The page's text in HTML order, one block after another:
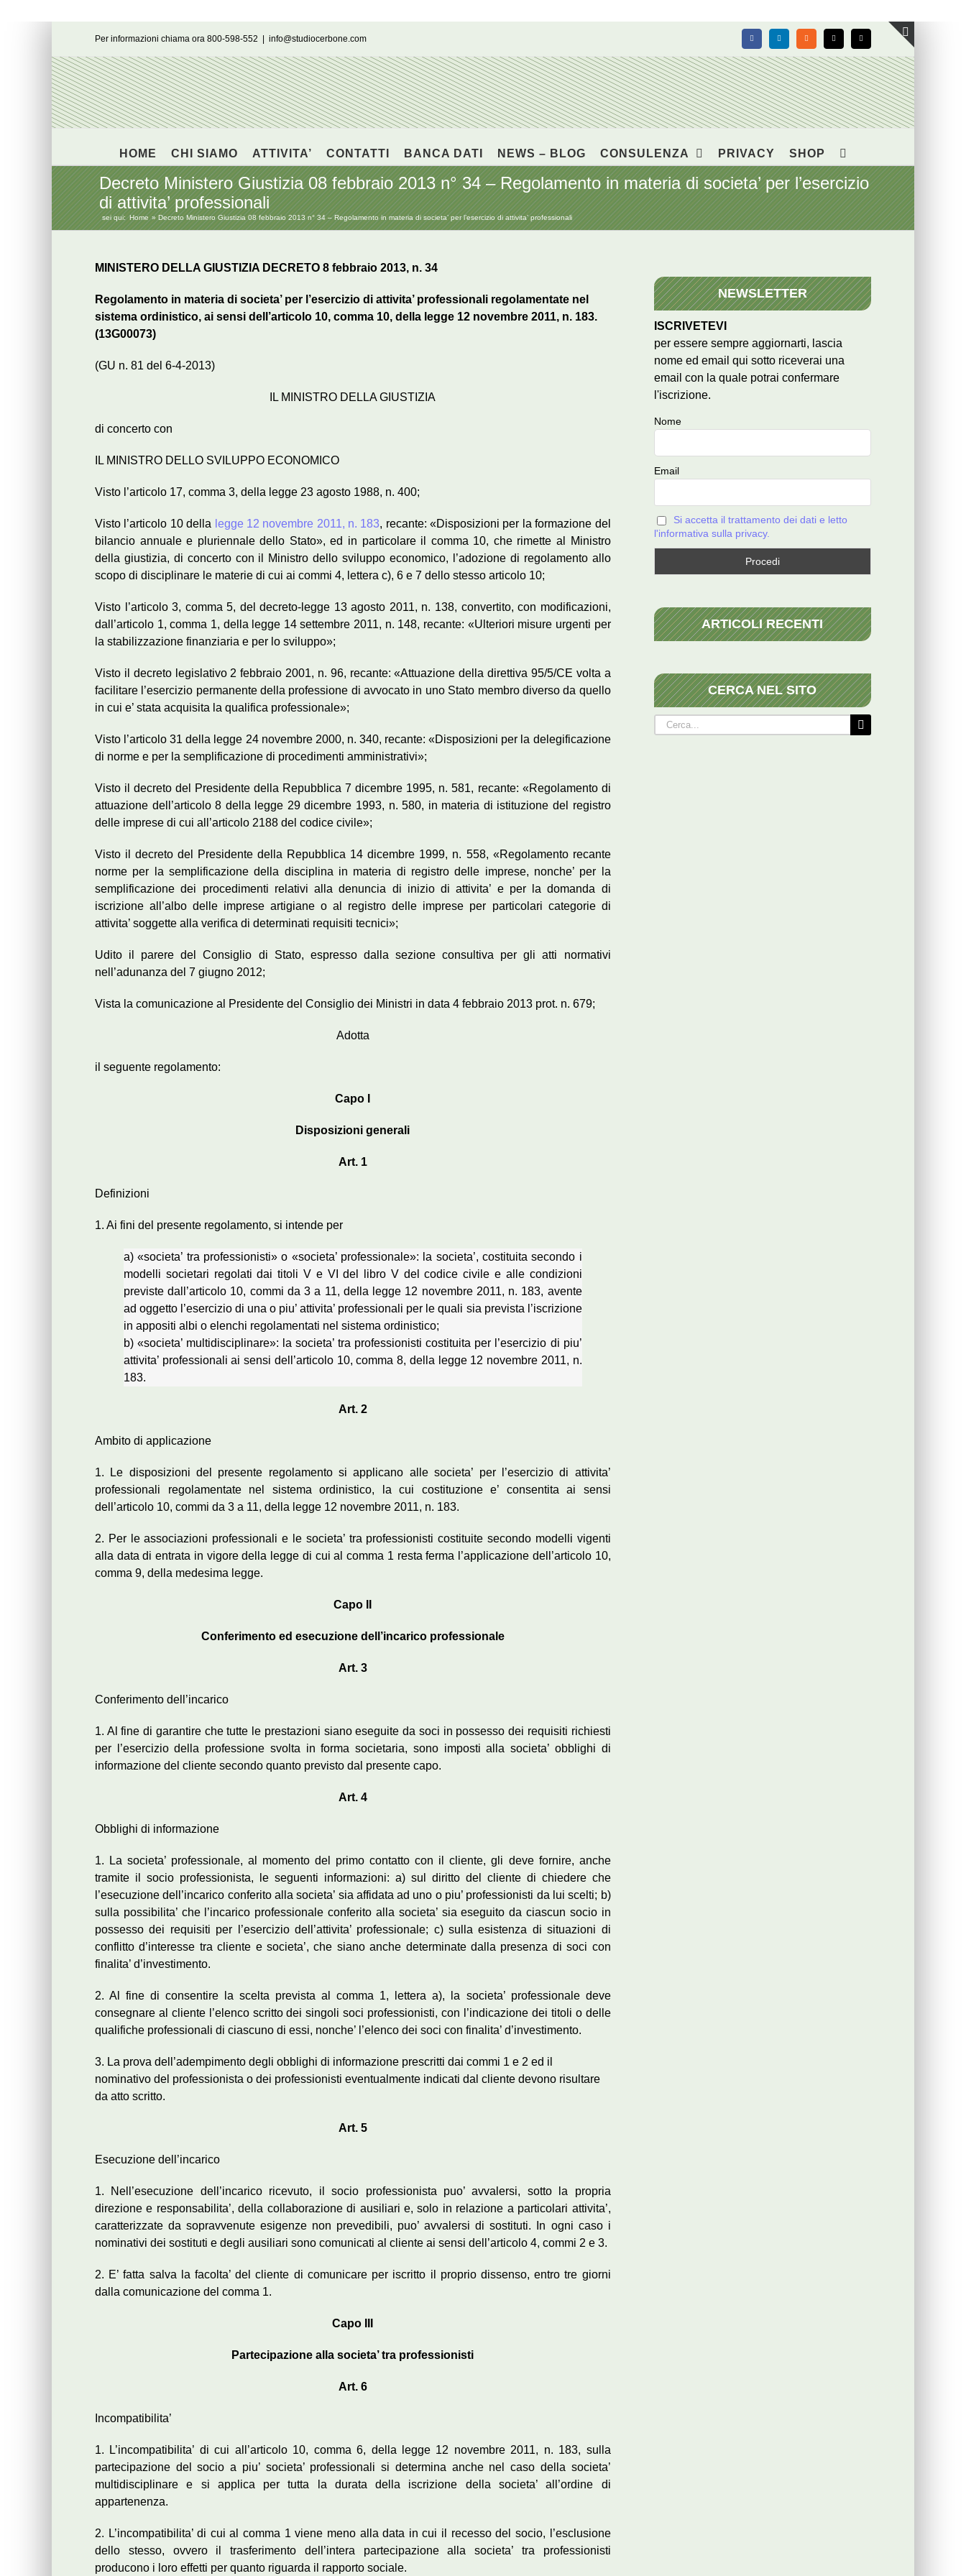
Per informazioni chiama ora 800-598-552 info@studiocerbone.com FacebookLinkedIn Rss X Email
HOME CHI SIAMO ATTIVITA’ CONTATTI BANCA DATI NEWS – BLOG CONSULENZA PRIVACY SHOP
Decreto Ministero Giustizia 08 febbraio 2013 n° 34 – Regolamento in materia di societa’ per l’esercizio
di attivita’ professionali
sei qui: Home Decreto Ministero Giustizia 08 febbraio 2013 n° 34 – Regolamento in materia di societa’ per l’esercizio di attivita’ professionali
MINISTERO DELLA GIUSTIZIA DECRETO 8 febbraio 2013, n. 34
Regolamento in materia di societa’ per l’esercizio di attivita’ professionali regolamentate nel
sistema ordinistico, ai sensi dell’articolo 10, comma 10, della legge 12 novembre 2011, n. 183.
(13G00073)
(GU n. 81 del 6-4-2013)
IL MINISTRO DELLA GIUSTIZIA
di concerto con
IL MINISTRO DELLO SVILUPPO ECONOMICO
Visto l’articolo 17, comma 3, della legge 23 agosto 1988, n. 400;
Visto l’articolo 10 della legge 12 novembre 2011, n. 183, recante: «Disposizioni per la formazione del
bilancio annuale e pluriennale dello Stato», ed in particolare il comma 10, che rimette al Ministro
della giustizia, di concerto con il Ministro dello sviluppo economico, l’adozione di regolamento allo
scopo di disciplinare le materie di cui ai commi 4, lettera c), 6 e 7 dello stesso articolo 10;
Visto l’articolo 3, comma 5, del decreto-legge 13 agosto 2011, n. 138, convertito, con modificazioni,
dall’articolo 1, comma 1, della legge 14 settembre 2011, n. 148, recante: «Ulteriori misure urgenti per
la stabilizzazione finanziaria e per lo sviluppo»;
Visto il decreto legislativo 2 febbraio 2001, n. 96, recante: «Attuazione della direttiva 95/5/CE volta a
facilitare l’esercizio permanente della professione di avvocato in uno Stato membro diverso da quello
in cui e’ stata acquisita la qualifica professionale»;
Visto l’articolo 31 della legge 24 novembre 2000, n. 340, recante: «Disposizioni per la delegificazione
di norme e per la semplificazione di procedimenti amministrativi»;
Visto il decreto del Presidente della Repubblica 7 dicembre 1995, n. 581, recante: «Regolamento di
attuazione dell’articolo 8 della legge 29 dicembre 1993, n. 580, in materia di istituzione del registro
delle imprese di cui all’articolo 2188 del codice civile»;
Visto il decreto del Presidente della Repubblica 14 dicembre 1999, n. 558, «Regolamento recante
norme per la semplificazione della disciplina in materia di registro delle imprese, nonche’ per la
semplificazione dei procedimenti relativi alla denuncia di inizio di attivita’ e per la domanda di
iscrizione all’albo delle imprese artigiane o al registro delle imprese per particolari categorie di
attivita’ soggette alla verifica di determinati requisiti tecnici»;
Udito il parere del Consiglio di Stato, espresso dalla sezione consultiva per gli atti normativi
nell’adunanza del 7 giugno 2012;
Vista la comunicazione al Presidente del Consiglio dei Ministri in data 4 febbraio 2013 prot. n. 679;
Adotta
il seguente regolamento:
Capo I
Disposizioni generali
Art. 1
Definizioni
1. Ai fini del presente regolamento, si intende per
a) «societa’ tra professionisti» o «societa’ professionale»: la societa’, costituita secondo i
modelli societari regolati dai titoli V e VI del libro V del codice civile e alle condizioni
previste dall’articolo 10, commi da 3 a 11, della legge 12 novembre 2011, n. 183, avente
ad oggetto l’esercizio di una o piu’ attivita’ professionali per le quali sia prevista l’iscrizione
in appositi albi o elenchi regolamentati nel sistema ordinistico;
b) «societa’ multidisciplinare»: la societa’ tra professionisti costituita per l’esercizio di piu’
attivita’ professionali ai sensi dell’articolo 10, comma 8, della legge 12 novembre 2011, n.
183.
Art. 2
Ambito di applicazione
1. Le disposizioni del presente regolamento si applicano alle societa’ per l’esercizio di attivita’
professionali regolamentate nel sistema ordinistico, la cui costituzione e’ consentita ai sensi
dell’articolo 10, commi da 3 a 11, della legge 12 novembre 2011, n. 183.
2. Per le associazioni professionali e le societa’ tra professionisti costituite secondo modelli vigenti
alla data di entrata in vigore della legge di cui al comma 1 resta ferma l’applicazione dell’articolo 10,
comma 9, della medesima legge.
Capo II
Conferimento ed esecuzione dell’incarico professionale
Art. 3
Conferimento dell’incarico
1. Al fine di garantire che tutte le prestazioni siano eseguite da soci in possesso dei requisiti richiesti
per l’esercizio della professione svolta in forma societaria, sono imposti alla societa’ obblighi di
informazione del cliente secondo quanto previsto dal presente capo.
Art. 4
Obblighi di informazione
1. La societa’ professionale, al momento del primo contatto con il cliente, gli deve fornire, anche
tramite il socio professionista, le seguenti informazioni: a) sul diritto del cliente di chiedere che
l’esecuzione dell’incarico conferito alla societa’ sia affidata ad uno o piu’ professionisti da lui scelti; b)
sulla possibilita’ che l’incarico professionale conferito alla societa’ sia eseguito da ciascun socio in
possesso dei requisiti per l’esercizio dell’attivita’ professionale; c) sulla esistenza di situazioni di
conflitto d’interesse tra cliente e societa’, che siano anche determinate dalla presenza di soci con
finalita’ d’investimento.
2. Al fine di consentire la scelta prevista al comma 1, lettera a), la societa’ professionale deve
consegnare al cliente l’elenco scritto dei singoli soci professionisti, con l’indicazione dei titoli o delle
qualifiche professionali di ciascuno di essi, nonche’ l’elenco dei soci con finalita’ d’investimento.
3. La prova dell’adempimento degli obblighi di informazione prescritti dai commi 1 e 2 ed il
nominativo del professionista o dei professionisti eventualmente indicati dal cliente devono risultare
da atto scritto.
Art. 5
Esecuzione dell’incarico
1. Nell’esecuzione dell’incarico ricevuto, il socio professionista puo’ avvalersi, sotto la propria
direzione e responsabilita’, della collaborazione di ausiliari e, solo in relazione a particolari attivita’,
caratterizzate da sopravvenute esigenze non prevedibili, puo’ avvalersi di sostituti. In ogni caso i
nominativi dei sostituti e degli ausiliari sono comunicati al cliente ai sensi dell’articolo 4, commi 2 e 3.
2. E’ fatta salva la facolta’ del cliente di comunicare per iscritto il proprio dissenso, entro tre giorni
dalla comunicazione del comma 1.
Capo III
Partecipazione alla societa’ tra professionisti
Art. 6
Incompatibilita’
1. L’incompatibilita’ di cui all’articolo 10, comma 6, della legge 12 novembre 2011, n. 183, sulla
partecipazione del socio a piu’ societa’ professionali si determina anche nel caso della societa’
multidisciplinare e si applica per tutta la durata della iscrizione della societa’ all’ordine di
appartenenza.
2. L’incompatibilita’ di cui al comma 1 viene meno alla data in cui il recesso del socio, l’esclusione
dello stesso, ovvero il trasferimento dell’intera partecipazione alla societa’ tra professionisti
producono i loro effetti per quanto riguarda il rapporto sociale.
NEWSLETTER
ISCRIVETEVI
per essere sempre aggiornarti, lascia
nome ed email qui sotto riceverai una
email con la quale potrai confermare
l'iscrizione.
Nome
Email
Si accetta il trattamento dei dati e letto
l'informativa sulla privacy.
ARTICOLI RECENTI
CERCA NEL SITO
Cerca
per:
Toggle
area
barra
scorrevole